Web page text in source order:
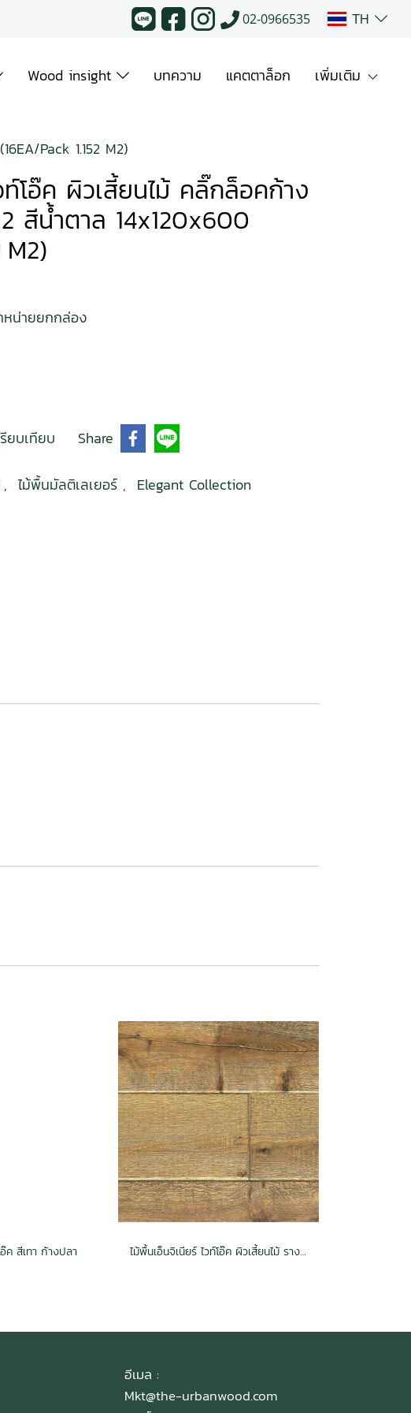
02-0966535 TH
Wood insight บทความ แคตตาล็อก เพิ่มเติม
Pack 1.152 M2)
ท์โอ๊ค ผิวเสี้ยนไม้ คลิ๊กล็อคก้าง
สีน้ำตาล 14x120x600
หน่ายยกกล่อง
ยบเทียบ Share
, ไม้พื้นมัลติเลเยอร์ , Elegant Collection
ค สีเทา ก้างปลา ไม้พื้นเอ็นจิเนียร์ ไวท์โอ๊ค ผิวเสี้ยนไม้ รางลิ้น สีแอนทีคเซียนนา 15x190x500-1900 (2.16ตรม./กล่อง)
อีเมล :
Mkt@the-urbanwood.com